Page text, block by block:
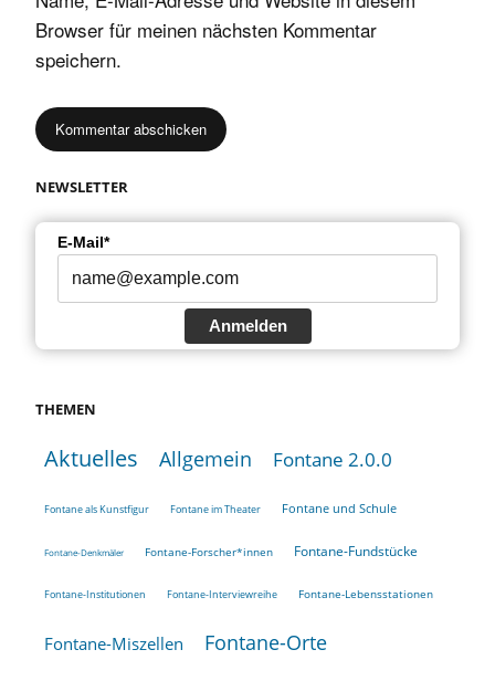
Browser für meinen nächsten Kommentar
speichern.
NEWSLETTER
E-Mail*
Anmelden
THEMEN
Aktuelles Allgemein Fontane 2.0.0
Fontane als Kunstfigur Fontane im Theater Fontane und Schule
Fontane-Denkmäler Fontane-Forscher*innen Fontane-Fundstücke
Fontane-Institutionen Fontane-Interviewreihe Fontane-Lebensstationen
Fontane-Miszellen Fontane-Orte